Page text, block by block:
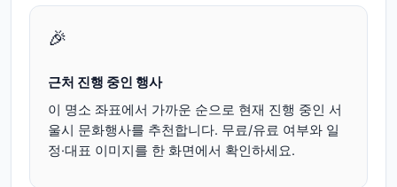
🎉
근처 진행 중인 행사
이 명소 좌표에서 가까운 순으로 현재 진행 중인 서
울시 문화행사를 추천합니다. 무료/유료 여부와 일
정·대표 이미지를 한 화면에서 확인하세요.